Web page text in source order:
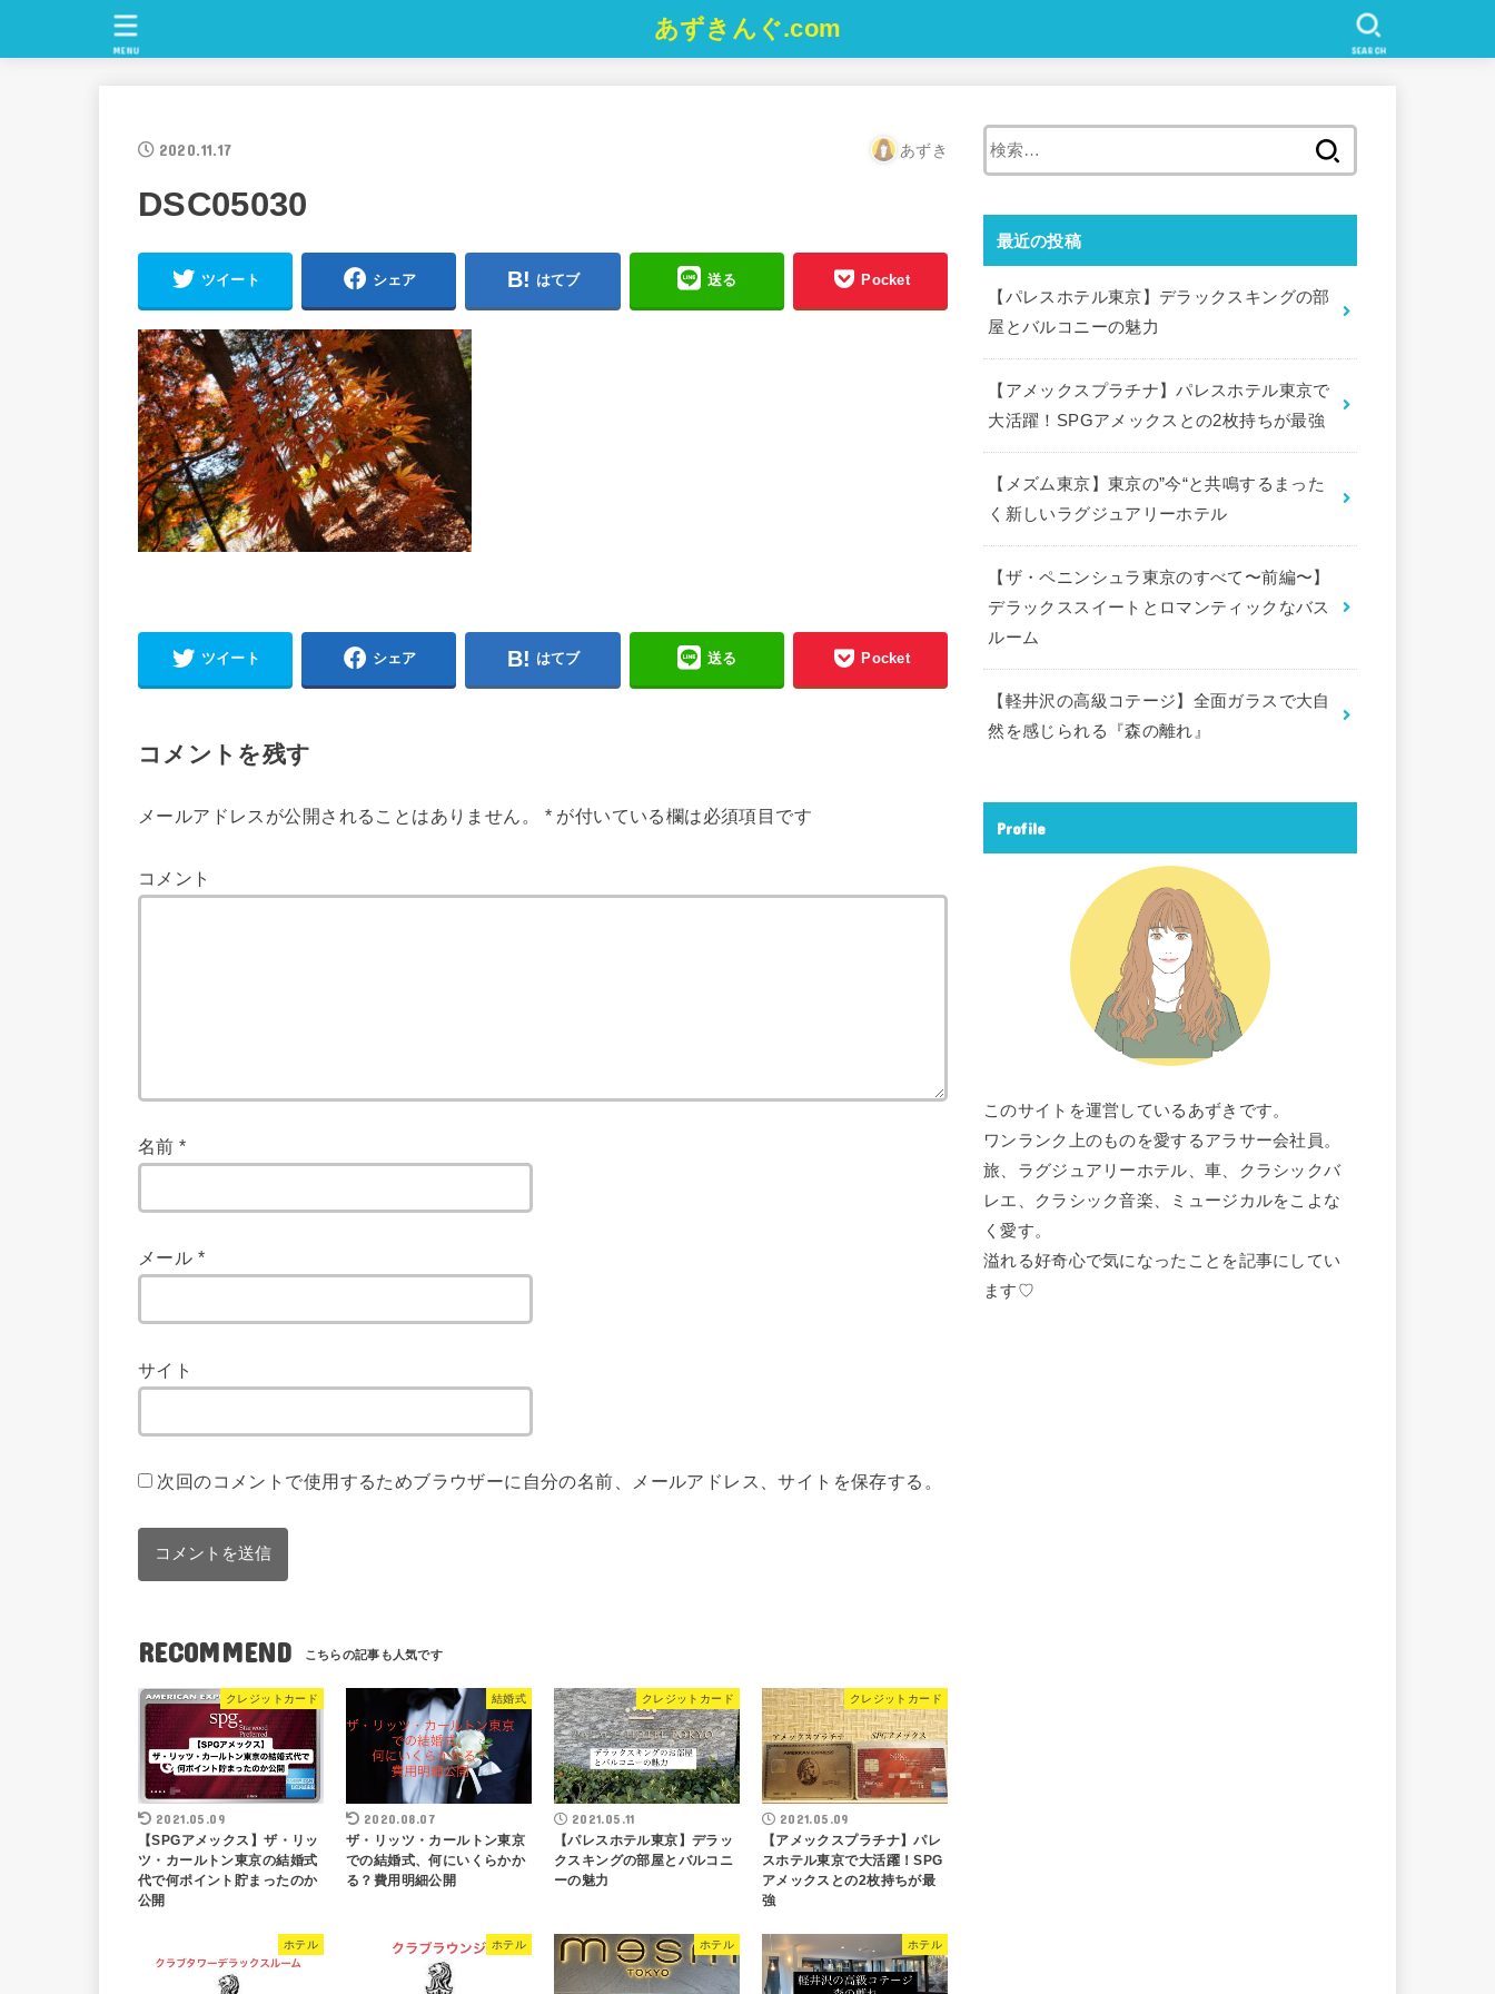
あずきんぐ.com
SEARCH
MENU
2020.11.17 あずき
DSC05030
ツイート シェア はてブ 送る Pocket
ツイート シェア はてブ 送る Pocket
コメントを残す
メールアドレスが公開されることはありません。 *が付いている欄は必須項目です
コメント
名前*
メール *
サイト
次回のコメントで使用するためブラウザーに自分の名前、メールアドレス、サイトを保存する。
RECOMMEND
クレジットカード
2021.05.09
【SPGアメックス】ザ・リッ
ツ・カールトン東京の結婚式
代で何ポイント貯まったのか
公開
結婚式
2020.08.07
ザ・リッツ・カールトン東京
での結婚式、何にいくらかか
る？費用明細公開
クレジットカード
2021.05.11
【パレスホテル東京】デラッ
クスキングの部屋とバルコニ
ーの魅力
クレジットカード
2021.05.09
【アメックスプラチナ】パレ
スホテル東京で大活躍！SPG
アメックスとの2枚持ちが最
強
ホテル ホテル ホテル ホテル
索
最近の投稿
【パレスホテル東京】デラックスキングの部
屋とバルコニーの魅力
【アメックスプラチナ】パレスホテル東京で
大活躍！SPGアメックスとの2枚持ちが最強
【メズム東京】東京の”今“と共鳴するまった
く新しいラグジュアリーホテル
【ザ・ペニンシュラ東京のすべて〜前編〜】
デラックススイートとロマンティックなバス
ルーム
【軽井沢の高級コテージ】全面ガラスで大自
然を感じられる『森の離れ』
Profile
このサイトを運営しているあずきです。
ワンランク上のものを愛するアラサー会社員。
旅、ラグジュアリーホテル、車、クラシックバ
レエ、クラシック音楽、ミュージカルをこよな
く愛す。
溢れる好奇心で気になったことを記事にしてい
ます♡